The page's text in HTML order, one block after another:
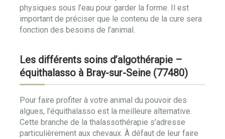
physiques sous l’eau pour garder la forme. Il est
important de préciser que le contenu de la cure sera
fonction des besoins de l’animal.
Les différents soins d’algothérapie –
équithalasso à Bray-sur-Seine (77480)
Pour faire profiter à votre animal du pouvoir des
algues, l’équithalasso est la meilleure alternative.
Cette branche de la thalassothérapie s’adresse
particulièrement aux chevaux. À défaut de leur faire